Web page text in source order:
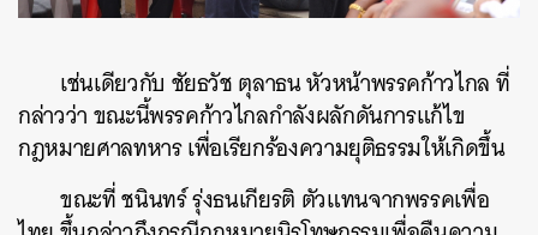
เช่นเดียวกับ ชัยธวัช ตุลาธน หัวหน้าพรรคก้าวไกล ที่
กล่าวว่า ขณะนี้พรรคก้าวไกลกำลังผลักดันการแก้ไข
กฎหมายศาลทหาร เพื่อเรียกร้องความยุติธรรมให้เกิดขึ้น
ขณะที่ ชนินทร์ รุ่งธนเกียรติ ตัวแทนจากพรรคเพื่อ